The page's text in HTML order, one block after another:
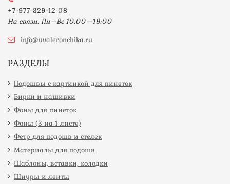
+7-977-329-12-08
На связи: Пн—Вс 10:00—19:00
info@uvaleronchika.ru
РАЗДЕЛЫ
Подошвы с картинкой для пинеток
Бирки и нашивки
Фоны для пинеток
Фоны (3 на 1 листе)
Фетр для подошв и стелек
Материалы для подошв
Шаблоны, вставки, колодки
Шнуры и ленты